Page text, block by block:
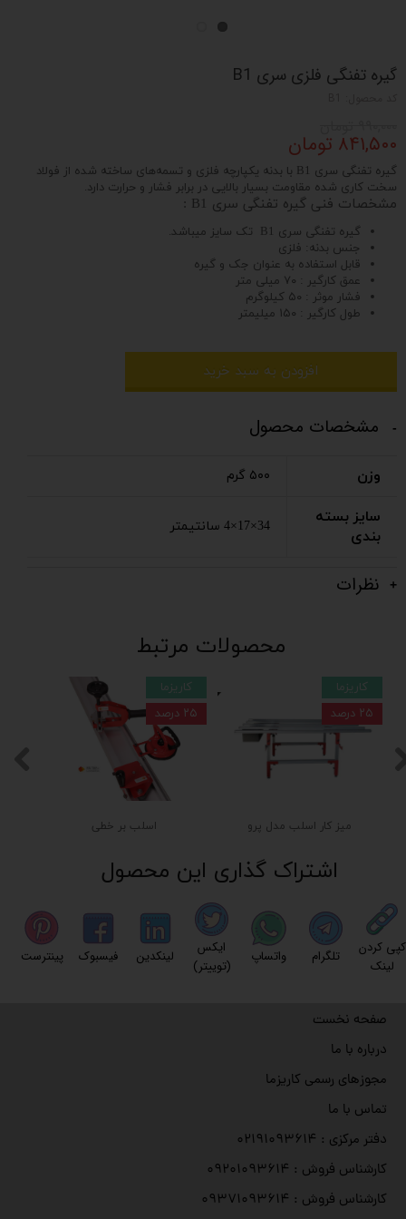
گیره تفنگی فلزی سری B1
۸۴۱,۵۰۰ تومان
گیره تفنگی سری B1 با بدنه یکپارچه فلزی و تسمه‌های ساخته شده از فولاد
سخت کاری شده مقاومت بسیار بالایی در برابر فشار و حرارت دارد.‌
مشخصات فنی گیره تفنگی سری B1 :
گیره تفنگی سری B1 تک سایز میباشد.
جنس بدنه: فلزی
قابل استفاده به عنوان جک و گیره
عمق کارگیر : ۷۰ میلی متر
فشار موثر : ۵۰ کیلوگرم
طول کارگیر : ۱۵۰ میلیمتر
افزودن به سبد خرید
مشخصات محصول
وزن ۵۰۰ گرم
سایز بسته
بندی
34×17×4 سانتیمتر
نظرات
اسلب بر خطی
کاریزما
۲۵ درصد
میز کار اسلب مدل پرو
کاریزما
۲۵ درصد
کپی کردن
لینک
تلگرام واتساپ
ایکس
(توییتر)
لینکدین فیسبوک پینترست
محصولات مرتبط
اشتراک گذاری این محصول
صفحه نخست
درباره با ما
مجوزهای رسمی کاریزما
تماس با ما
دفتر مرکزی : ۰۲۱۹۱۰۹۳۶۱۴
کارشناس فروش : ۰۹۲۰۱۰۹۳۶۱۴
کارشناس فروش : ۰۹۳۷۱۰۹۳۶۱۴